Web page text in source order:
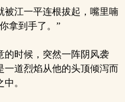
江一平连根拔起，嘴里喃
拿到手了。”
时候，突然一阵阴风袭
一道烈焰从他的头顶倾泻而
。